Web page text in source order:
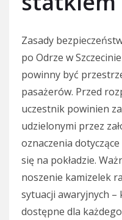
Zasady
po Odrze w
powinny być
pasażerów. Przed
uczestnik powinien
udzielonymi przez
oznaczenia
się na pokładzie.
noszenie kamizelek
sytuacji awaryjnych
dostępne dla